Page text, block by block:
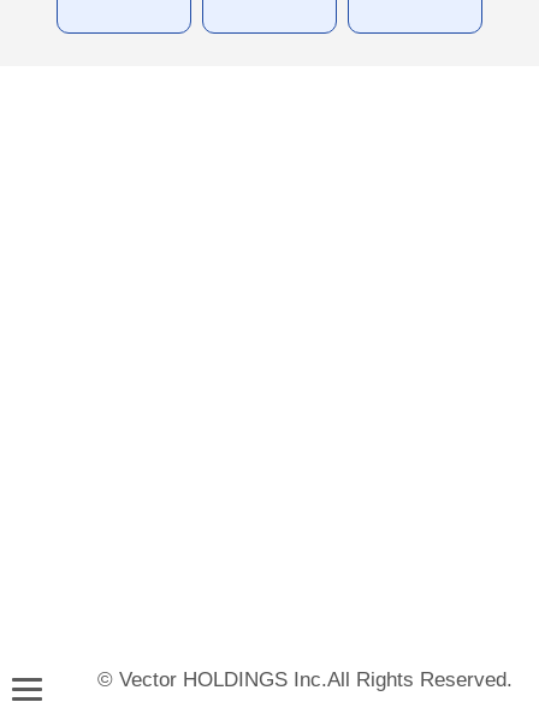
© Vector HOLDINGS Inc.All Rights Reserved.